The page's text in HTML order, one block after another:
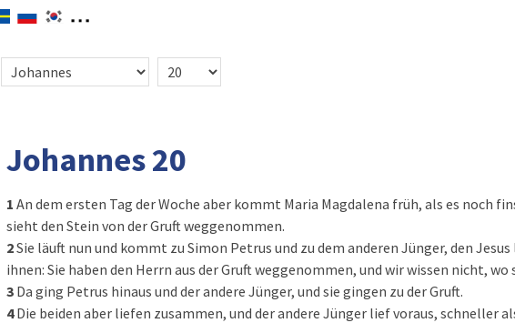
Johannes 20
1 An dem ersten Tag der Woche aber kommt Maria Magdalena früh, als es noch
sieht den Stein von der Gruft weggenommen.
2Sie läuft nun und kommt zu Simon Petrus und zu dem anderen Jünger, den
ihnen: Sie haben den Herrn aus der Gruft weggenommen, und wir wissen nicht,
3 Da ging Petrus hinaus und der andere Jünger, und sie gingen zu der Gruft.
4Die beiden aber liefen zusammen, und der andere Jünger lief voraus, schneller